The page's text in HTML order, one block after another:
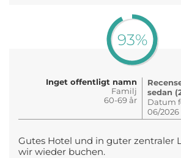
93%
Inget offentligt namn
Familj
60-69 år
sedan
Datum
06/2026
Gutes Hotel und in guter zentraler
wir wieder buchen.